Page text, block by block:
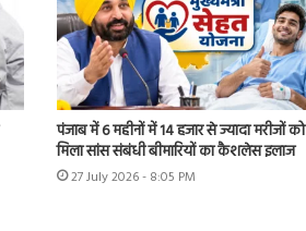
पंजाब में 6 महीनों में 14 हजार से ज्यादा मरीजों को
मिला सांस संबंधी बीमारियों का कैशलेस इलाज
27 July 2026 - 8:05 PM